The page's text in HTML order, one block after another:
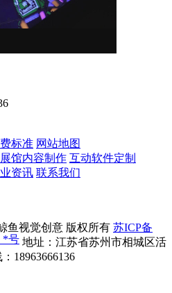
标准 网站地图
展馆内容制作 互动软件定制
资讯 联系我们
鱼视觉创意 版权所有 苏ICP备
*号 地址：江苏省苏州市相城区活
18963666136